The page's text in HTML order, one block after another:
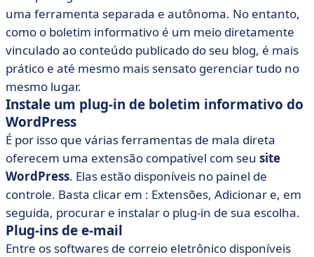
uma ferramenta separada e autônoma. No entanto,
como o boletim informativo é um meio diretamente
vinculado ao conteúdo publicado do seu blog, é mais
prático e até mesmo mais sensato gerenciar tudo no
mesmo lugar.
Instale um plug-in de boletim informativo do
WordPress
É por isso que várias ferramentas de mala direta
oferecem uma extensão compatível com seu site
WordPress. Elas estão disponíveis no painel de
controle. Basta clicar em : Extensões, Adicionar e, em
seguida, procurar e instalar o plug-in de sua escolha.
Plug-ins de e-mail
Entre os softwares de correio eletrônico disponíveis